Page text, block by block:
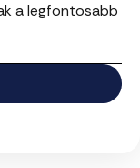
a legfontosabb